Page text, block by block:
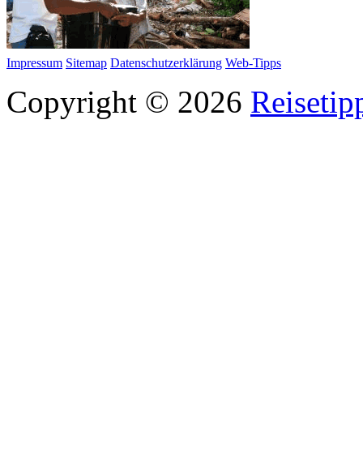
Impressum Sitemap Datenschutzerklärung Web-Tipps
Copyright © 2026